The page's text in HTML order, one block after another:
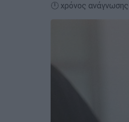
🕛 χρόνος